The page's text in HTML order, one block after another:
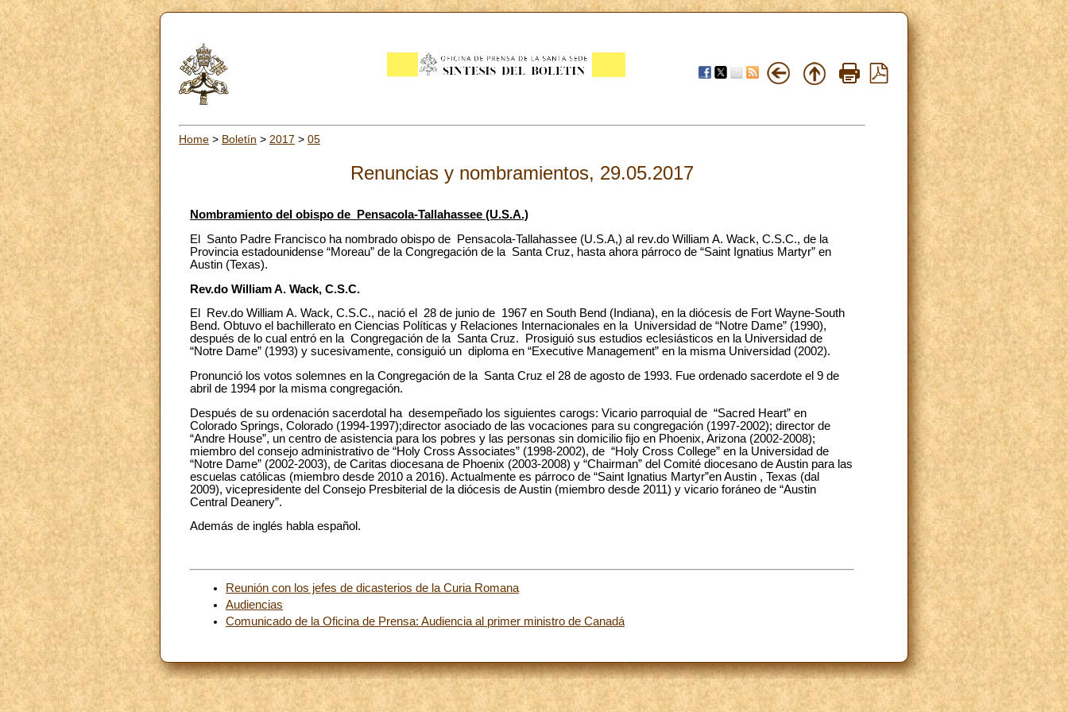
Home > Boletín > 2017 > 05
Renuncias y nombramientos, 29.05.2017
Nombramiento del obispo de Pensacola-Tallahassee (U.S.A.)
El Santo Padre Francisco ha nombrado obispo de Pensacola-Tallahassee (U.S.A,) al rev.do William A. Wack, C.S.C., de la
Provincia estadounidense “Moreau” de la Congregación de la Santa Cruz, hasta ahora párroco de “Saint Ignatius Martyr” en
Austin (Texas).
Rev.do William A. Wack, C.S.C.
El Rev.do William A. Wack, C.S.C., nació el 28 de junio de 1967 en South Bend (Indiana), en la diócesis de Fort Wayne-South
Bend. Obtuvo el bachillerato en Ciencias Políticas y Relaciones Internacionales en la Universidad de “Notre Dame” (1990),
después de lo cual entró en la Congregación de la Santa Cruz. Prosiguió sus estudios eclesiásticos en la Universidad de
“Notre Dame” (1993) y sucesivamente, consiguió un diploma en “Executive Management” en la misma Universidad (2002).
Pronunció los votos solemnes en la Congregación de la Santa Cruz el 28 de agosto de 1993. Fue ordenado sacerdote el 9 de
abril de 1994 por la misma congregación.
Después de su ordenación sacerdotal ha desempeñado los siguientes carogs: Vicario parroquial de “Sacred Heart” en
Colorado Springs, Colorado (1994-1997);director asociado de las vocaciones para su congregación (1997-2002); director de
“Andre House”, un centro de asistencia para los pobres y las personas sin domicilio fijo en Phoenix, Arizona (2002-2008);
miembro del consejo administrativo de “Holy Cross Associates” (1998-2002), de “Holy Cross College” en la Universidad de
“Notre Dame” (2002-2003), de Caritas diocesana de Phoenix (2003-2008) y “Chairman” del Comité diocesano de Austin para las
escuelas católicas (miembro desde 2010 a 2016). Actualmente es párroco de “Saint Ignatius Martyr”en Austin , Texas (dal
2009), vicepresidente del Consejo Presbiterial de la diócesis de Austin (miembro desde 2011) y vicario foráneo de “Austin
Central Deanery”.
Además de inglés habla español.
Reunión con los jefes de dicasterios de la Curia Romana
Audiencias
Comunicado de la Oficina de Prensa: Audiencia al primer ministro de Canadá